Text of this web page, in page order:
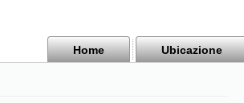
Home Ubicazione